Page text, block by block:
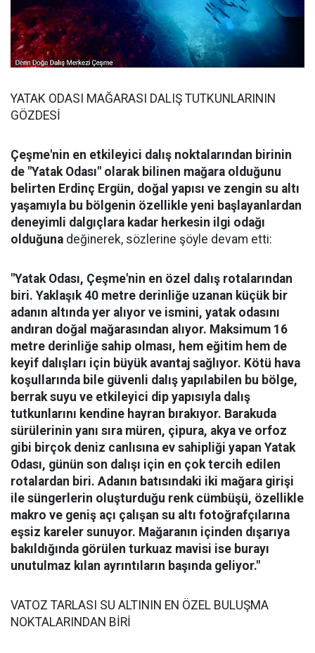
YATAK ODASI MAĞARASI DALIŞ TUTKUNLARININ
GÖZDESİ
Çeşme'nin en etkileyici dalış noktalarından birinin
de "Yatak Odası" olarak bilinen mağara olduğunu
belirten Erdinç Ergün, doğal yapısı ve zengin su altı
yaşamıyla bu bölgenin özellikle yeni başlayanlardan
deneyimli dalgıçlara kadar herkesin ilgi odağı
olduğuna değinerek, sözlerine şöyle devam etti:
"Yatak Odası, Çeşme'nin en özel dalış rotalarından
biri. Yaklaşık 40 metre derinliğe uzanan küçük bir
adanın altında yer alıyor ve ismini, yatak odasını
andıran doğal mağarasından alıyor. Maksimum 16
metre derinliğe sahip olması, hem eğitim hem de
keyif dalışları için büyük avantaj sağlıyor. Kötü hava
koşullarında bile güvenli dalış yapılabilen bu bölge,
berrak suyu ve etkileyici dip yapısıyla dalış
tutkunlarını kendine hayran bırakıyor. Barakuda
sürülerinin yanı sıra müren, çipura, akya ve orfoz
gibi birçok deniz canlısına ev sahipliği yapan Yatak
Odası, günün son dalışı için en çok tercih edilen
rotalardan biri. Adanın batısındaki iki mağara girişi
ile süngerlerin oluşturduğu renk cümbüşü, özellikle
makro ve geniş açı çalışan su altı fotoğrafçılarına
eşsiz kareler sunuyor. Mağaranın içinden dışarıya
bakıldığında görülen turkuaz mavisi ise burayı
unutulmaz kılan ayrıntıların başında geliyor."
VATOZ TARLASI SU ALTININ EN ÖZEL BULUŞMA
NOKTALARINDAN BİRİ